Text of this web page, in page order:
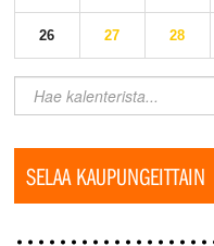
26 27 28
SELAA KAUPUNGEITTAIN